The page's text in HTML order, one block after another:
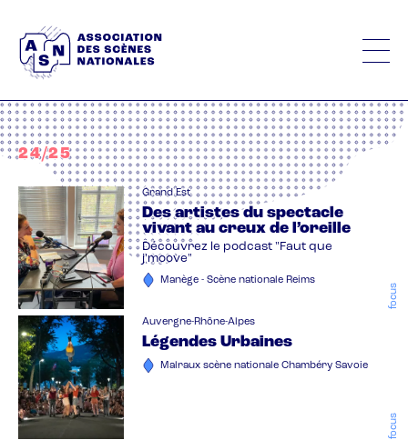
contenu
principal
24/25
Grand Est
Des artistes du spectacle
vivant au creux de l’oreille
Découvrez le podcast "Faut que
j'moove"
Manège - Scène nationale Reims
focus
Auvergne-Rhône-Alpes
Légendes Urbaines
Malraux scène nationale Chambéry Savoie
focus